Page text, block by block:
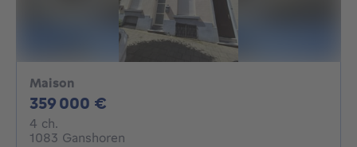
Maison
359 000 €
4 ch.
1083 Ganshoren